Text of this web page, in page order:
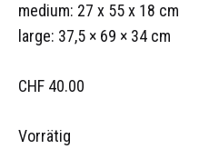
medium: 27 x 55 x 18 cm
large: 37,5 × 69 × 34 cm
CHF 40.00
Vorrätig